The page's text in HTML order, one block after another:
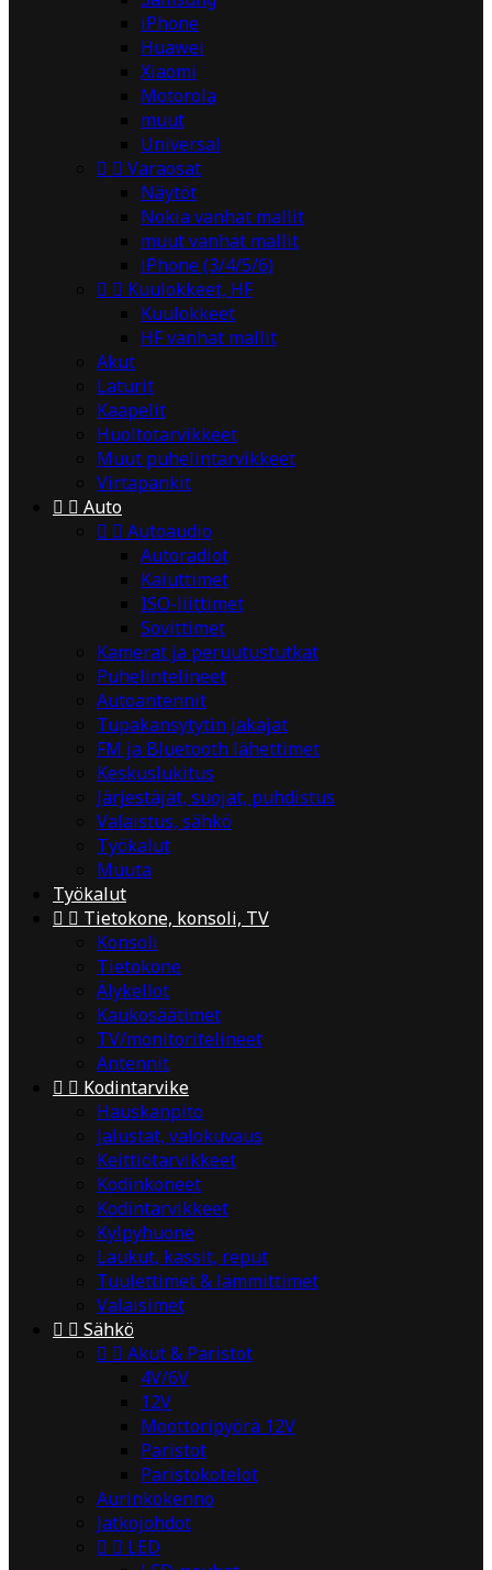
iPhone
Huawei
Xiaomi
Motorola
muut
Universal
  Varaosat
Näytöt
Nokia vanhat mallit
muut vanhat mallit
iPhone (3/4/5/6)
  Kuulokkeet, HF
Kuulokkeet
HF vanhat mallit
Akut
Laturit
Kaapelit
Huoltotarvikkeet
Muut puhelintarvikkeet
Virtapankit
  Auto
  Autoaudio
Autoradiot
Kaiuttimet
ISO-liittimet
Sovittimet
Kamerat ja peruutustutkat
Puhelintelineet
Autoantennit
Tupakansytytin jakajat
FM ja Bluetooth lähettimet
Keskuslukitus
Järjestäjät, suojat, puhdistus
Valaistus, sähkö
Työkalut
Muuta
Työkalut
  Tietokone, konsoli, TV
Konsoli
Tietokone
Älykellot
Kaukosäätimet
TV/monitoritelineet
Antennit
  Kodintarvike
Hauskanpito
Jalustat, valokuvaus
Keittiötarvikkeet
Kodinkoneet
Kodintarvikkeet
Kylpyhuone
Laukut, kassit, reput
Tuulettimet & lämmittimet
Valaisimet
  Sähkö
  Akut & Paristot
4V/6V
12V
Moottoripyörä 12V
Paristot
Paristokotelot
Aurinkokenno
Jatkojohdot
  LED